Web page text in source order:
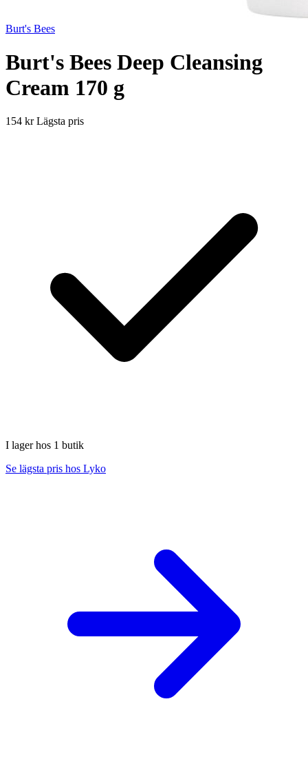
Burt's Bees
Burt's Bees Deep Cleansing
Cream 170 g
154 kr Lägsta pris
I lager hos 1 butik
Se lägsta pris hos Lyko